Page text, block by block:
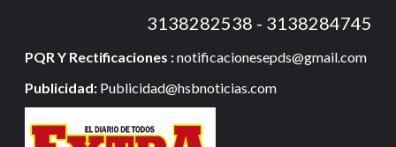
3138282538 - 3138284745
PQR Y Rectificaciones :notificacionesepds@gmail.com
Publicidad: Publicidad@hsbnoticias.com